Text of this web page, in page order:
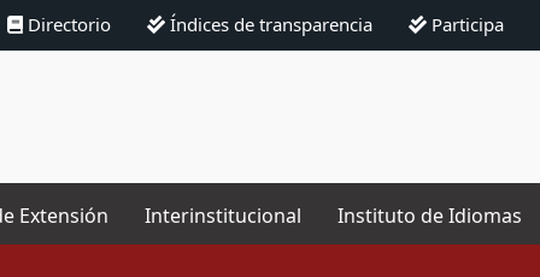
Directorio Índices de transparencia Participa
Extensión Interinstitucional Instituto de Idiomas